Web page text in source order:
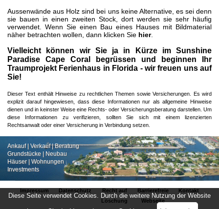
Aussenwände aus Holz sind bei uns keine Alternative, es sei denn
sie bauen in einen zweiten Stock, dort werden sie sehr häufig
verwendet. Wenn Sie einen Bau eines Hauses mit Bildmaterial
näher betrachten wollen, dann klicken Sie hier.
Vielleicht können wir Sie ja in Kürze im Sunshine
Paradise Cape Coral begrüssen und beginnen Ihr
Traumprojekt Ferienhaus in Florida - wir freuen uns auf
Sie!
Dieser Text enthält Hinweise zu rechtlichen Themen sowie Versicherungen. Es wird
explizit darauf hingewiesen, dass diese Informationen nur als allgemeine Hinweise
dienen und in keinster Weise eine Rechts- oder Versicherungsberatung darstellen. Um
diese Informationen zu verifizieren, sollten Sie sich mit einem lizenzierten
Rechtsanwalt oder einer Versicherung in Verbindung setzen.
Ankauf | Verkauf | Beratung
Grundstücke | Neubau
Häuser | Wohnungen
Investments
Impressum Datenschutz
Recht auf
Löschung
Barrierefreie
Webseite
Kontakt
Diese Seite verwendet Cookies. Durch die weitere Nutzung der Website